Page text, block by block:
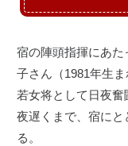
宿の陣頭指揮にあ
子さん（1981年生ま
若女将として日夜奮
夜遅くまで、宿に
る。